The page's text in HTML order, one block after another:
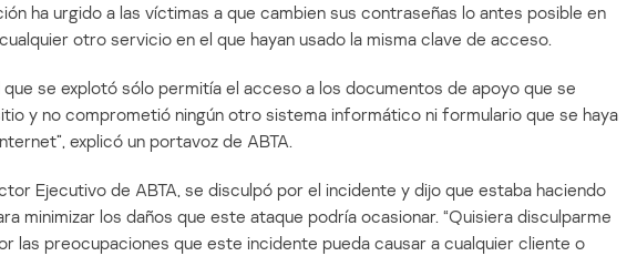
ha urgido a las víctimas a que cambien sus contraseñas lo antes posible en
otro servicio en el que hayan usado la misma clave de acceso.
que se explotó sólo permitía el acceso a los documentos de apoyo que se
y no comprometió ningún otro sistema informático ni formulario que se haya
explicó un portavoz de ABTA.
Ejecutivo de ABTA, se disculpó por el incidente y dijo que estaba haciendo
minimizar los daños que este ataque podría ocasionar. “Quisiera disculparme
las preocupaciones que este incidente pueda causar a cualquier cliente o